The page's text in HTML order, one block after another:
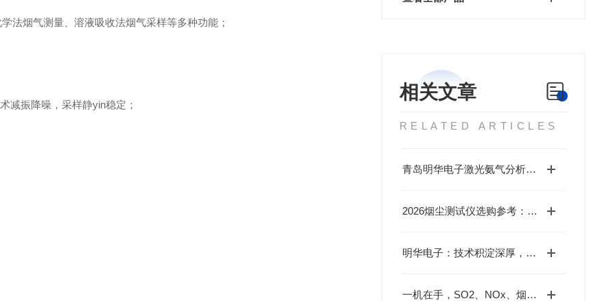
相关文章
RELATED ARTICLES
青岛明华电子激光氨气分析仪MH3250：固定污染源NH₃监测的“便携精准利器”
2026烟尘测试仪选购参考：主流厂商梳理与国产替代选型方案
明华电子：技术积淀深厚，国产主流烟尘测试仪品牌推荐
一机在手，SO2、NOx、烟尘全有：烟尘测试仪如何打通污染源监测全链条？
法烟气测量、溶液吸收法烟气采样等多种功能；
减振降噪，采样静yin稳定；